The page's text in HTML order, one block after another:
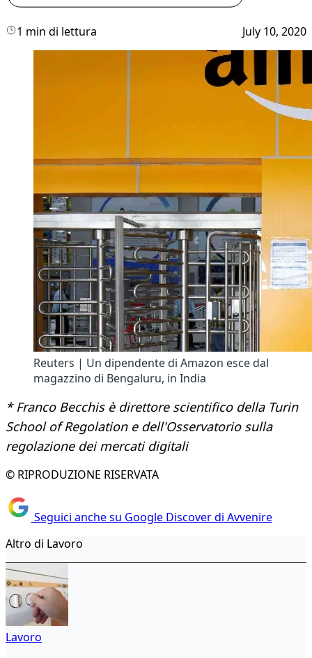
1 min di lettura July 10, 2020
Reuters | Un dipendente di Amazon esce dal
magazzino di Bengaluru, in India
* Franco Becchis è direttore scientifico della Turin
School of Regolation e dell'Osservatorio sulla
regolazione dei mercati digitali
© RIPRODUZIONE RISERVATA
Seguici anche su Google Discover di Avvenire
Altro di Lavoro
Lavoro